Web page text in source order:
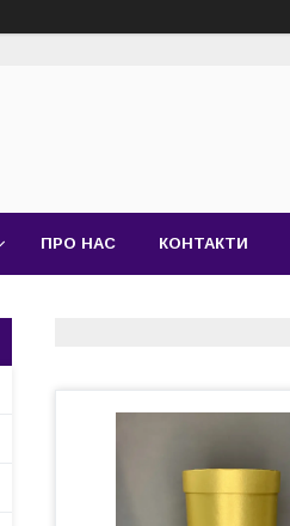
ПРО НАС КОНТАКТИ